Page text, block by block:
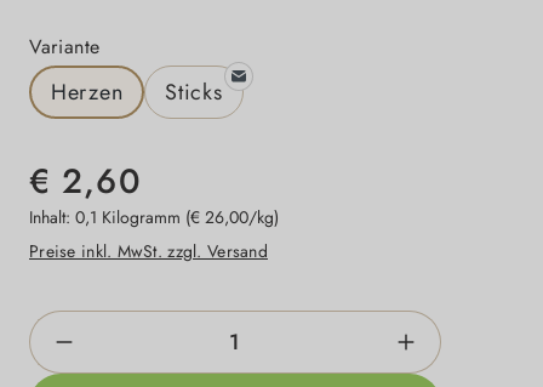
Variante
Herzen Sticks
€ 2,60
Inhalt: 0,1 Kilogramm (€ 26,00/kg)
Preise inkl. MwSt. zzgl. Versand
Produkt Anzahl: Gib den gewünschten